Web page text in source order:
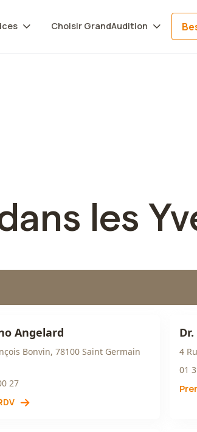
Choisir GrandAudition
les
Angelard
Bonvin, 78100 Saint Germain
27
4
01